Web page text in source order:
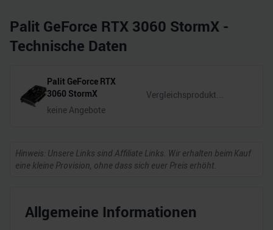
Palit GeForce RTX 3060 StormX -
Technische Daten
Palit GeForce RTX
3060 StormX
keine Angebote
Hinweis: Unsere Links sind Affiliate Links. Wir erhalten beim Kauf
eine kleine Provision, ohne dass sich euer Preis erhöht.
Allgemeine Informationen